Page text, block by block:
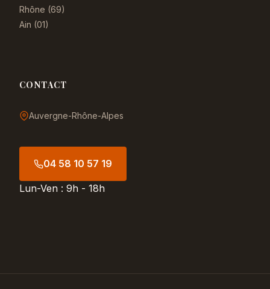
Rhône (69)
Ain (01)
CONTACT
Auvergne-Rhône-Alpes
04 58 10 57 19
Lun-Ven : 9h - 18h